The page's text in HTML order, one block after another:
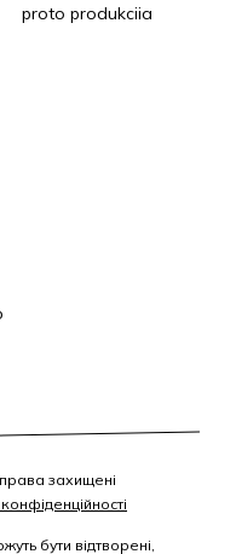
proto produkciia
захищені
бути відтворені,